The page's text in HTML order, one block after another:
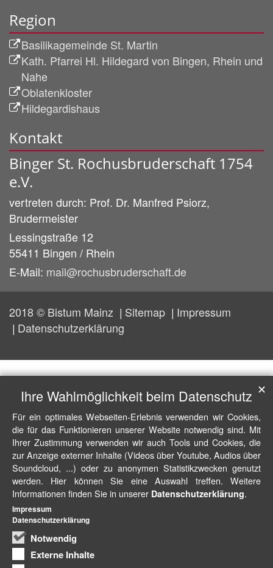
Region
Basilikagemeinde St. Martin
Kath. Pfarrei Hl. Hildegard von Bingen, Rhein und
Nahe
Oblatenkloster
Hildegardishaus
Kontakt
Binger St. Rochusbruderschaft 1754
e.V.
vertreten durch: Prof. Dr. Manfred Psiorz,
Brudermeister
Lessingstraße 12
55411 Bingen / Rhein
E-Mail: mail@rochusbruderschaft.de
2018 © Bistum Mainz Sitemap
Impressum
Datenschutzerklärung
Ihre Wahlmöglichkeit beim Datenschutz
Für ein optimales Webseiten-Erlebnis verwenden wir Cookies,
die für das Funktionieren unserer Website notwendig sind. Mit
Ihrer Zustimmung verwenden wir auch Tools und Cookies, die
zur Anzeige externer Inhalte (Videos über Youtube, Audios über
Soundcloud, ...) oder zu anonymen Statistikzwecken genutzt
werden. Hier können Sie eine Auswahl treffen. Weitere
Informationen finden Sie in unserer Datenschutzerklärung.
Notwendig
Externe Inhalte
✕
Impressum
Datenschutzerklärung